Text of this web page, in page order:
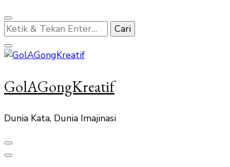
Mencari
Sesuatu?
GolAGongKreatif
Dunia Kata, Dunia Imajinasi